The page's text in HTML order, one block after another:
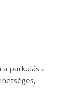
parkolás a